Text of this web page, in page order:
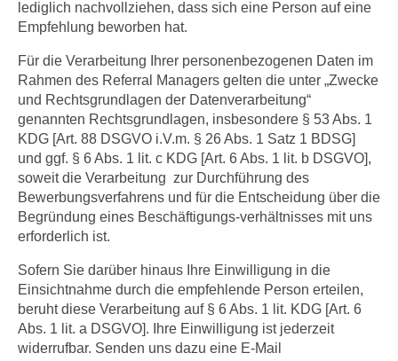
lediglich nachvollziehen, dass sich eine Person auf eine
Empfehlung beworben hat.
Für die Verarbeitung Ihrer personenbezogenen Daten im
Rahmen des Referral Managers gelten die unter „Zwecke
und Rechtsgrundlagen der Datenverarbeitung“
genannten Rechtsgrundlagen, insbesondere § 53 Abs. 1
KDG [Art. 88 DSGVO i.V.m. § 26 Abs. 1 Satz 1 BDSG]
und ggf. § 6 Abs. 1 lit. c KDG [Art. 6 Abs. 1 lit. b DSGVO],
soweit die Verarbeitung zur Durchführung des
Bewerbungsverfahrens und für die Entscheidung über die
Begründung eines Beschäftigungs-verhältnisses mit uns
erforderlich ist.
Sofern Sie darüber hinaus Ihre Einwilligung in die
Einsichtnahme durch die empfehlende Person erteilen,
beruht diese Verarbeitung auf § 6 Abs. 1 lit. KDG [Art. 6
Abs. 1 lit. a DSGVO]. Ihre Einwilligung ist jederzeit
widerrufbar. Senden uns dazu eine E-Mail